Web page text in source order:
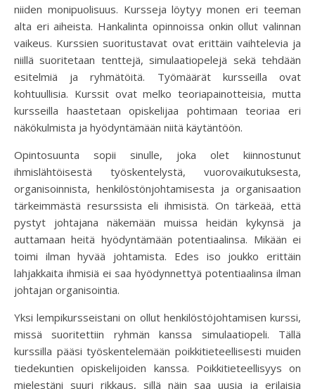
niiden monipuolisuus. Kursseja löytyy monen eri teeman
alta eri aiheista. Hankalinta opinnoissa onkin ollut valinnan
vaikeus. Kurssien suoritustavat ovat erittäin vaihtelevia ja
niillä suoritetaan tenttejä, simulaatiopelejä sekä tehdään
esitelmiä ja ryhmätöitä. Työmäärät kursseilla ovat
kohtuullisia. Kurssit ovat melko teoriapainotteisia, mutta
kursseilla haastetaan opiskelijaa pohtimaan teoriaa eri
näkökulmista ja hyödyntämään niitä käytäntöön.
Opintosuunta sopii sinulle, joka olet kiinnostunut
ihmislähtöisestä työskentelystä, vuorovaikutuksesta,
organisoinnista, henkilöstönjohtamisesta ja organisaation
tärkeimmästä resurssista eli ihmisistä. On tärkeää, että
pystyt johtajana näkemään muissa heidän kykynsä ja
auttamaan heitä hyödyntämään potentiaalinsa. Mikään ei
toimi ilman hyvää johtamista. Edes iso joukko erittäin
lahjakkaita ihmisiä ei saa hyödynnettyä potentiaalinsa ilman
johtajan organisointia.
Yksi lempikursseistani on ollut henkilöstöjohtamisen kurssi,
missä suoritettiin ryhmän kanssa simulaatiopeli. Tällä
kurssilla pääsi työskentelemään poikkitieteellisesti muiden
tiedekuntien opiskelijoiden kanssa. Poikkitieteellisyys on
mielestäni suuri rikkaus, sillä näin saa uusia ja erilaisia